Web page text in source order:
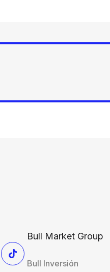
Bull Market Group
Bull Inversión